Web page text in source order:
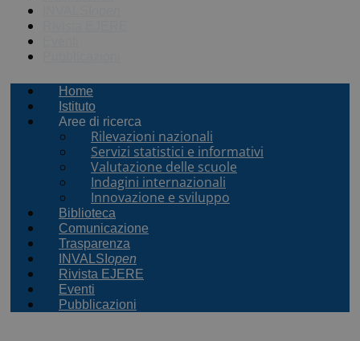
Home
Istituto
Aree di ricerca
Rilevazioni nazionali
Servizi statistici e informativi
Valutazione delle scuole
Indagini internazionali
Innovazione e sviluppo
Biblioteca
Comunicazione
Trasparenza
INVALSI open
Rivista EJERE
Eventi
Pubblicazioni